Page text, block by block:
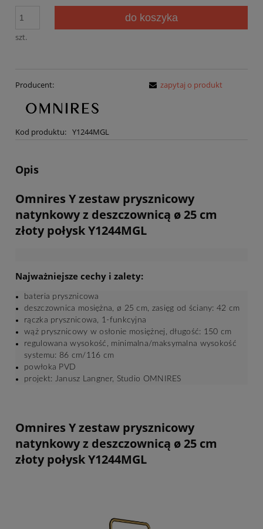
30 dni,
sprzedaży.
szt.
do koszyka
Producent:
Kod produktu: Y1244MGL
zapytaj o produkt
Opis
Omnires Y zestaw prysznicowy
natynkowy z deszczownicą ø 25 cm
złoty połysk Y1244MGL
Najważniejsze cechy i zalety:
bateria prysznicowa
deszczownica mosiężna, ø 25 cm, zasięg od ściany: 42 cm
rączka prysznicowa, 1-funkcyjna
wąż prysznicowy w osłonie mosiężnej, długość: 150 cm
regulowana wysokość, minimalna/maksymalna wysokość
systemu: 86 cm/116 cm
powłoka PVD
projekt: Janusz Langner, Studio OMNIRES
Omnires Y zestaw prysznicowy
natynkowy z deszczownicą ø 25 cm
złoty połysk Y1244MGL